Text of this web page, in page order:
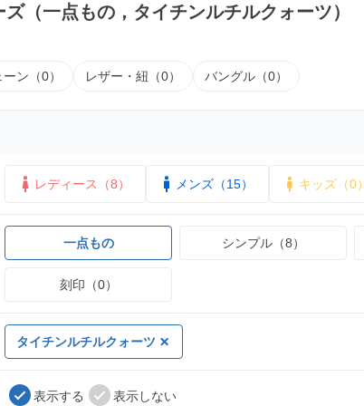
（一点もの，タイチンルチルクォーツ）
ン（0） レザー・紐（0） バングル（0）
レディース（8） メンズ（15） キッズ（0）
一点もの シンプル（8）
刻印（0）
タイチンルチルクォーツ
表示する 表示しない